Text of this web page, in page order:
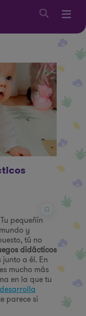
pequeñín
y
tú no
didácticos
a él. En
es mucho más
en la que tu
desarrolla
parece si